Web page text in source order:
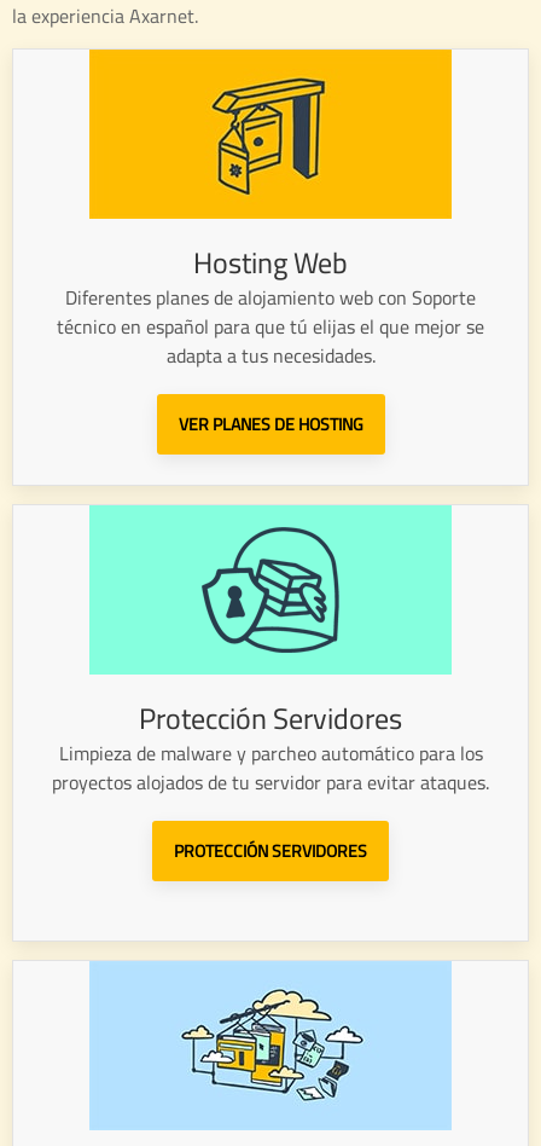
la experiencia Axarnet.
Hosting Web
Diferentes planes de alojamiento web con Soporte
técnico en español para que tú elijas el que mejor se
adapta a tus necesidades.
VER PLANES DE HOSTING
Protección Servidores
Limpieza de malware y parcheo automático para los
proyectos alojados de tu servidor para evitar ataques.
PROTECCIÓN SERVIDORES